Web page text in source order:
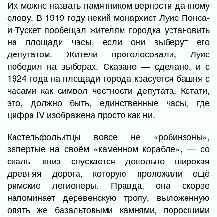
Их можно назвать памятником верности данному
слову. В 1919 году некий монархист Луис Понса-
и-Тускет пообещал жителям городка установить
на площади часы, если они выберут его
депутатом. Жители проголосовали, Луис
победил на выборах. Сказано — сделано, и с
1924 года на площади города красуется башня с
часами как символ честности депутата. Кстати,
это, должно быть, единственные часы, где
цифра IV изображена просто как ни.
Кастельфольитцы вовсе не «робинзоны»,
запертые на своём «каменном корабле», — со
скалы вниз спускается довольно широкая
древняя дорога, которую проложили ещё
римские легионеры. Правда, она скорее
напоминает деревенскую тропу, выложенную
опять же базальтовыми камнями, поросшими